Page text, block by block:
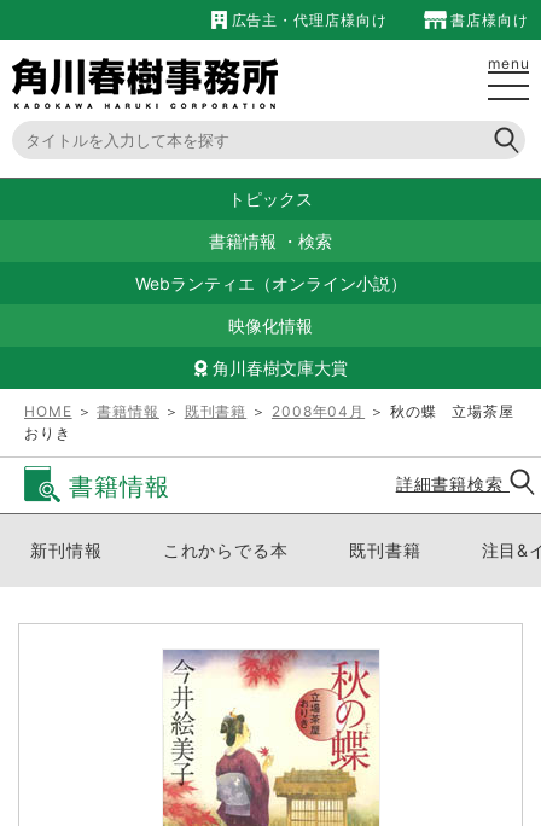
広告主・代理店様向け 書店様向け
menu
トピックス
書籍情報 ・ 検索
Webランティエ（オンライン小説）
映像化情報
角川春樹文庫大賞
HOME ＞書籍情報 ＞ 既刊書籍 ＞ 2008年04月
＞ 秋の蝶 立場茶屋
おりき
書籍情報 詳細書籍検索
新刊情報 これからでる本 既刊書籍 注目&